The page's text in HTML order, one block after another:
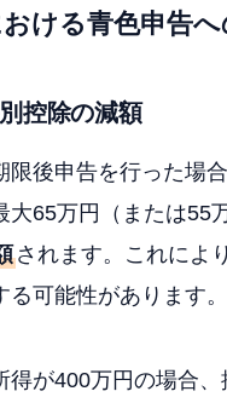
ける青色申告
控除の減額
限後申告を行った場
大65万円（または55
されます。これによ
可能性があります。
得が400万円の場合、